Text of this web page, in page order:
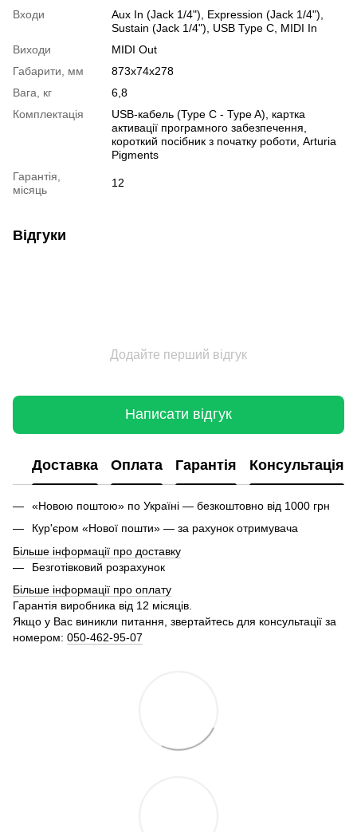
Входи
Aux In (Jack 1/4"), Expression (Jack 1/4"),
Sustain (Jack 1/4"), USB Type C, MIDI In
Виходи
MIDI Out
Габарити, мм
873x74x278
Вага, кг
6,8
Комплектація
USB-кабель (Type C - Type A), картка
активації програмного забезпечення,
короткий посібник з початку роботи, Arturia
Pigments
Гарантія,
місяць
12
Відгуки
Додайте перший відгук
Написати відгук
Доставка Оплата Гарантія Консультація
«Новою поштою» по Україні — безкоштовно від 1000 грн
Кур'єром «Нової пошти» — за рахунок отримувача
Більше інформації про доставку
Безготівковий розрахунок
Більше інформації про оплату
Гарантія виробника від 12 місяців.
Якщо у Вас виникли питання, звертайтесь для консультації за
номером: 050-462-95-07